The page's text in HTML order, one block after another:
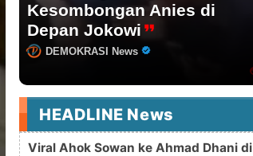
Kesombongan Anies di
Depan Jokowi
DEMOKRASI News
HEADLINE News
Viral Ahok Sowan ke Ahmad Dhani di